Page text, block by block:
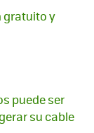
gratuito y
puede ser
su cable